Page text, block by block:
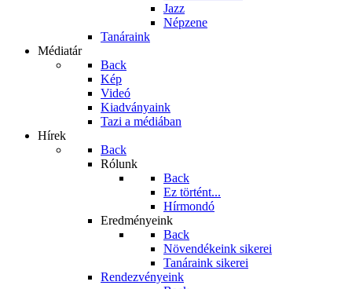
Jazz
Népzene
Tanáraink
Médiatár
Back
Kép
Videó
Kiadványaink
Tazi a médiában
Hírek
Back
Rólunk
Back
Ez történt...
Hírmondó
Eredményeink
Back
Növendékeink sikerei
Tanáraink sikerei
Rendezvényeink